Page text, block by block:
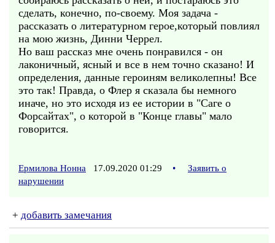
сделать, конечно, по-своему. Моя задача -
рассказать о литературном герое,который повлиял
на мою жизнь, Динни Черрел.
Но ваш рассказ мне очень понравился - он
лаконичный, ясный и все в нем точно сказано! И
определения, данные героиням великолепны! Все
это так! Правда, о Флер я сказала бы немного
иначе, но это исходя из ее истории в "Саге о
Форсайтах", о которой в "Конце главы" мало
говорится.
Ермилова Нонна 17.09.2020 01:29 •
Заявить о
нарушении
+ добавить замечания